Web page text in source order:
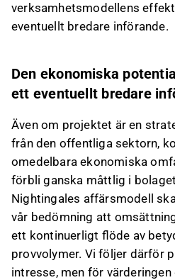
verksamhetsmodellens
eventuellt bredare införande.
Den ekonomiska
ett eventuellt bredare
Även om projektet är en
från den offentliga sektorn,
omedelbara ekonomiska
förbli ganska måttlig i
Nightingales affärsmodell
vår bedömning att
ett kontinuerligt flöde av
provvolymer. Vi följer därför
intresse, men för värderingen